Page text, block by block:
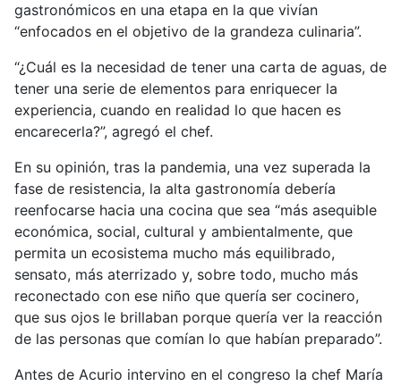
gastronómicos en una etapa en la que vivían
“enfocados en el objetivo de la grandeza culinaria”.
“¿Cuál es la necesidad de tener una carta de aguas, de
tener una serie de elementos para enriquecer la
experiencia, cuando en realidad lo que hacen es
encarecerla?”, agregó el chef.
En su opinión, tras la pandemia, una vez superada la
fase de resistencia, la alta gastronomía debería
reenfocarse hacia una cocina que sea “más asequible
económica, social, cultural y ambientalmente, que
permita un ecosistema mucho más equilibrado,
sensato, más aterrizado y, sobre todo, mucho más
reconectado con ese niño que quería ser cocinero,
que sus ojos le brillaban porque quería ver la reacción
de las personas que comían lo que habían preparado”.
Antes de Acurio intervino en el congreso la chef María